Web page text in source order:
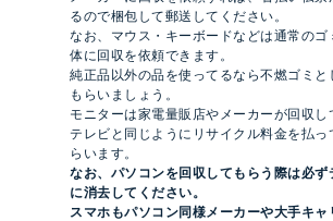
るので梱包して郵送してください。
なお、マウス・キーボードなどは通常のゴ
体に回収を依頼できます。
純正品以外の品を使ってるなら不燃ゴミと
もらいましょう。
モニターは家電量販店やメーカーが回収し
テレビと同じようにリサイクル料金を払っ
らいます。
なお、パソコンを回収してもらう際は必ず
に消去してください。
スマホもパソコン同様メーカーや大手キャ